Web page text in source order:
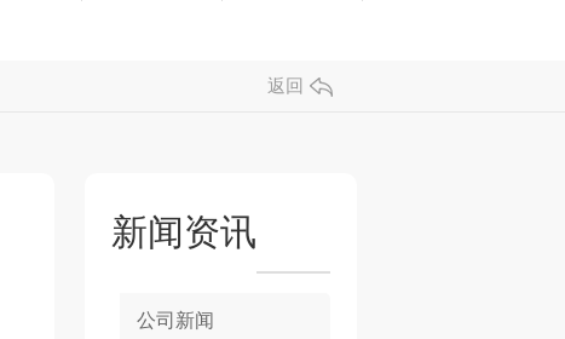
返回
新闻资讯
公司新闻